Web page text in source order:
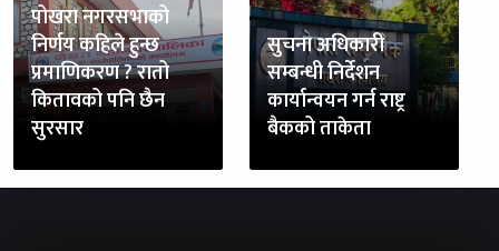
पोखरा नगरसभाको
निर्णय कहिले हुन्छ
प्रमाणिकरण ? रातो
कितावको पनि छैन
सुरसार
सुचना अधिकारी
सम्बन्धी निर्देशन
कार्यान्वयन गर्न राष्ट्र
बैकको ताकेता